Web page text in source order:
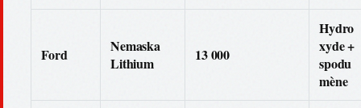
Ford
Nemaska
Lithium
13 000
Hydro
xyde +
spodu
mène